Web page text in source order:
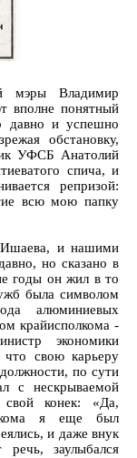
мэры Владимир
вполне понятный
давно и успешно
обстановку,
УФСБ Анатолий
спича, и
репризой:
всю мою папку
и нашими
но сказано в
годы он жил в то
была символом
алюминиевых
крайисполкома -
экономики
что свою карьеру
по сути
с нескрываемой
конек: «Да,
я еще был
и даже внук
заулыбался